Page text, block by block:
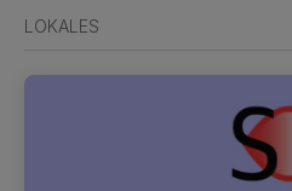
LOKALES